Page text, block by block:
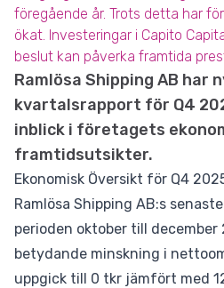
föregående år. Trots detta har
ökat. Investeringar i Capito
beslut kan påverka framtida
Ramlösa Shipping AB har
kvartalsrapport för Q4
inblick i företagets
framtidsutsikter.
Ekonomisk Översikt för Q4
Ramlösa Shipping AB:s
perioden oktober till december
betydande minskning i
uppgick till 0 tkr jämfört med